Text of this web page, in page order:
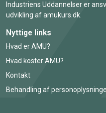
Industriens Uddannelser er
udvikling af amukurs.dk.
Nyttige links
Hvad er AMU?
Hvad koster AMU?
Kontakt
Behandling af